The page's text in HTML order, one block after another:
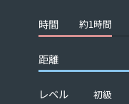
時間 約1時間
距離
レベル 初級